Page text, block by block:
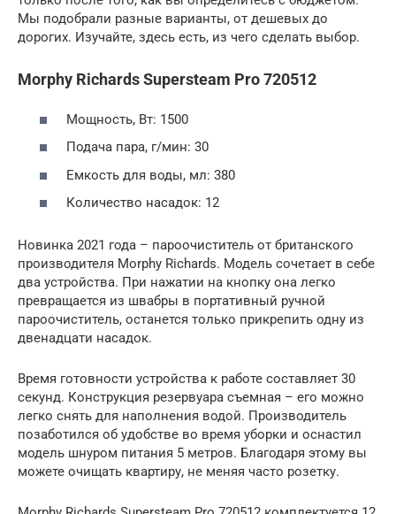
Мы подобрали разные варианты, от дешевых до
дорогих. Изучайте, здесь есть, из чего сделать выбор.
Morphy Richards Supersteam Pro 720512
Мощность, Вт: 1500
Подача пара, г/мин: 30
Емкость для воды, мл: 380
Количество насадок: 12
Новинка 2021 года – пароочиститель от британского
производителя Morphy Richards. Модель сочетает в себе
два устройства. При нажатии на кнопку она легко
превращается из швабры в портативный ручной
пароочиститель, останется только прикрепить одну из
двенадцати насадок.
Время готовности устройства к работе составляет 30
секунд. Конструкция резервуара съемная – его можно
легко снять для наполнения водой. Производитель
позаботился об удобстве во время уборки и оснастил
модель шнуром питания 5 метров. Благодаря этому вы
можете очищать квартиру, не меняя часто розетку.